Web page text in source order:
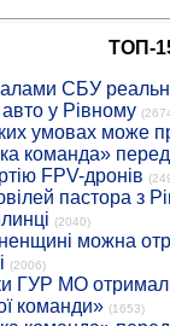
ТОП-
СБУ
авто у Рівному
умовах може
команда»
FPV-дронів
пастора з
(2040)
можна
(2006)
ГУР МО
команди» (1653)